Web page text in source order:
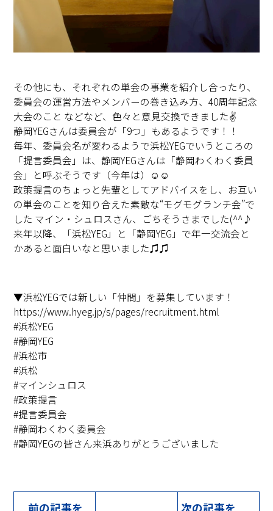
その他にも、それぞれの単会の事業を紹介し合ったり、
委員会の運営方法やメンバーの巻き込み方、40周年記念
大会のこと などなど、色々と意見交換できました✌
静岡YEGさんは委員会が「9つ」もあるようです！！
毎年、委員会名が変わるようで浜松YEGでいうところの
「提言委員会」は、静岡YEGさんは「静岡わくわく委員
会」と呼ぶそうです（今年は）☺☺
政策提言のちょっと先輩としてアドバイスをし、お互い
の単会のことを知り合えた素敵な“モグモグランチ会”で
した マイン・シュロスさん、ごちそうさまでした(^^♪
来年以降、「浜松YEG」と「静岡YEG」で年一交流会と
かあると面白いなと思いました♫♫
▼浜松YEGでは新しい「仲間」を募集しています！
https://www.hyeg.jp/s/pages/recruitment.html
#浜松YEG
#静岡YEG
#浜松市
#浜松
#マインシュロス
#政策提言
#提言委員会
#静岡わくわく委員会
#静岡YEGの皆さん来浜ありがとうございました
前の記事を
次の記事を